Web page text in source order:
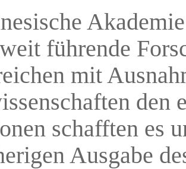
führende
mit
den
schafften es
Ausgabe